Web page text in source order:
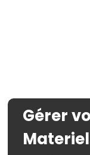
Gérer